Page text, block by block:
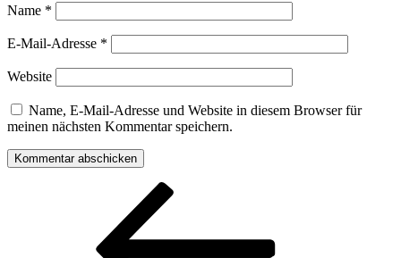
Name *
E-Mail-Adresse *
Website
Name, E-Mail-Adresse und Website in diesem Browser für
meinen nächsten Kommentar speichern.
Beitragsnavigation